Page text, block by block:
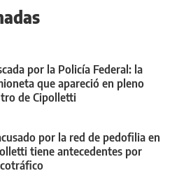
por la Policía Federal: la
que apareció en pleno
de Cipolletti
por la red de pedofilia en
tiene antecedentes por